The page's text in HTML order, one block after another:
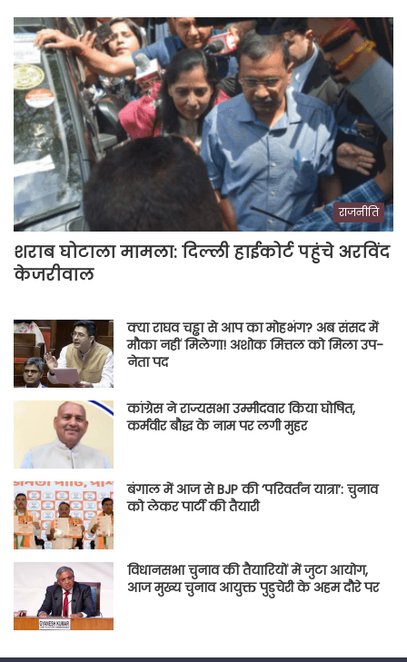
राजनीति
शराब घोटाला मामला: दिल्ली हाईकोर्ट पहुंचे अरविंद
केजरीवाल
क्या राघव चड्ढा से आप का मोहभंग? अब संसद में
मौका नहीं मिलेगा! अशोक मित्तल को मिला उप-
नेता पद
कांग्रेस ने राज्यसभा उम्मीदवार किया घोषित,
कर्मवीर बौद्ध के नाम पर लगी मुहर
बंगाल में आज से BJP की ‘परिवर्तन यात्रा’: चुनाव
को लेकर पार्टी की तैयारी
विधानसभा चुनाव की तैयारियों में जुटा आयोग,
आज मुख्य चुनाव आयुक्त पुडुचेरी के अहम दौरे पर